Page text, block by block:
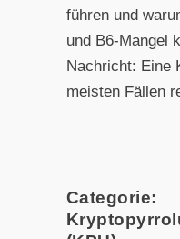
führen und
und B6-Mangel
Nachricht: Eine
meisten Fällen
Categorie: